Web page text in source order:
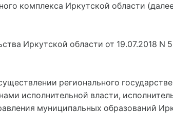
комплекса Иркутской области
Иркутской области от 19.07.2018 N
регионального
исполнительной власти,
муниципальных образований